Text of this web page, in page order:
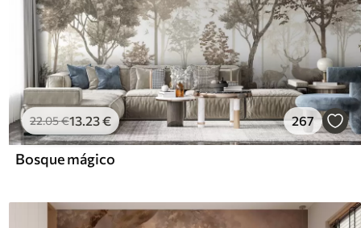
22.05€13.23€ 267
Bosque mágico